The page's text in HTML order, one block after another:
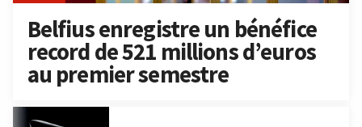
Belfius enregistre un bénéfice
record de 521 millions d’euros
au premier semestre